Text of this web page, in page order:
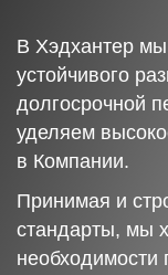
В Хэдхантер
устойчивого
долгосрочной
уделяем
в Компании.
Принимая и
стандарты, мы
необходимости